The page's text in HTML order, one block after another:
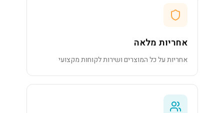
אחריות מלאה
אחריות על כל המוצרים ושירות לקוחות מקצועי